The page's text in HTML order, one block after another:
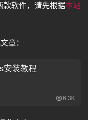
款软件，请先根据本站
章：